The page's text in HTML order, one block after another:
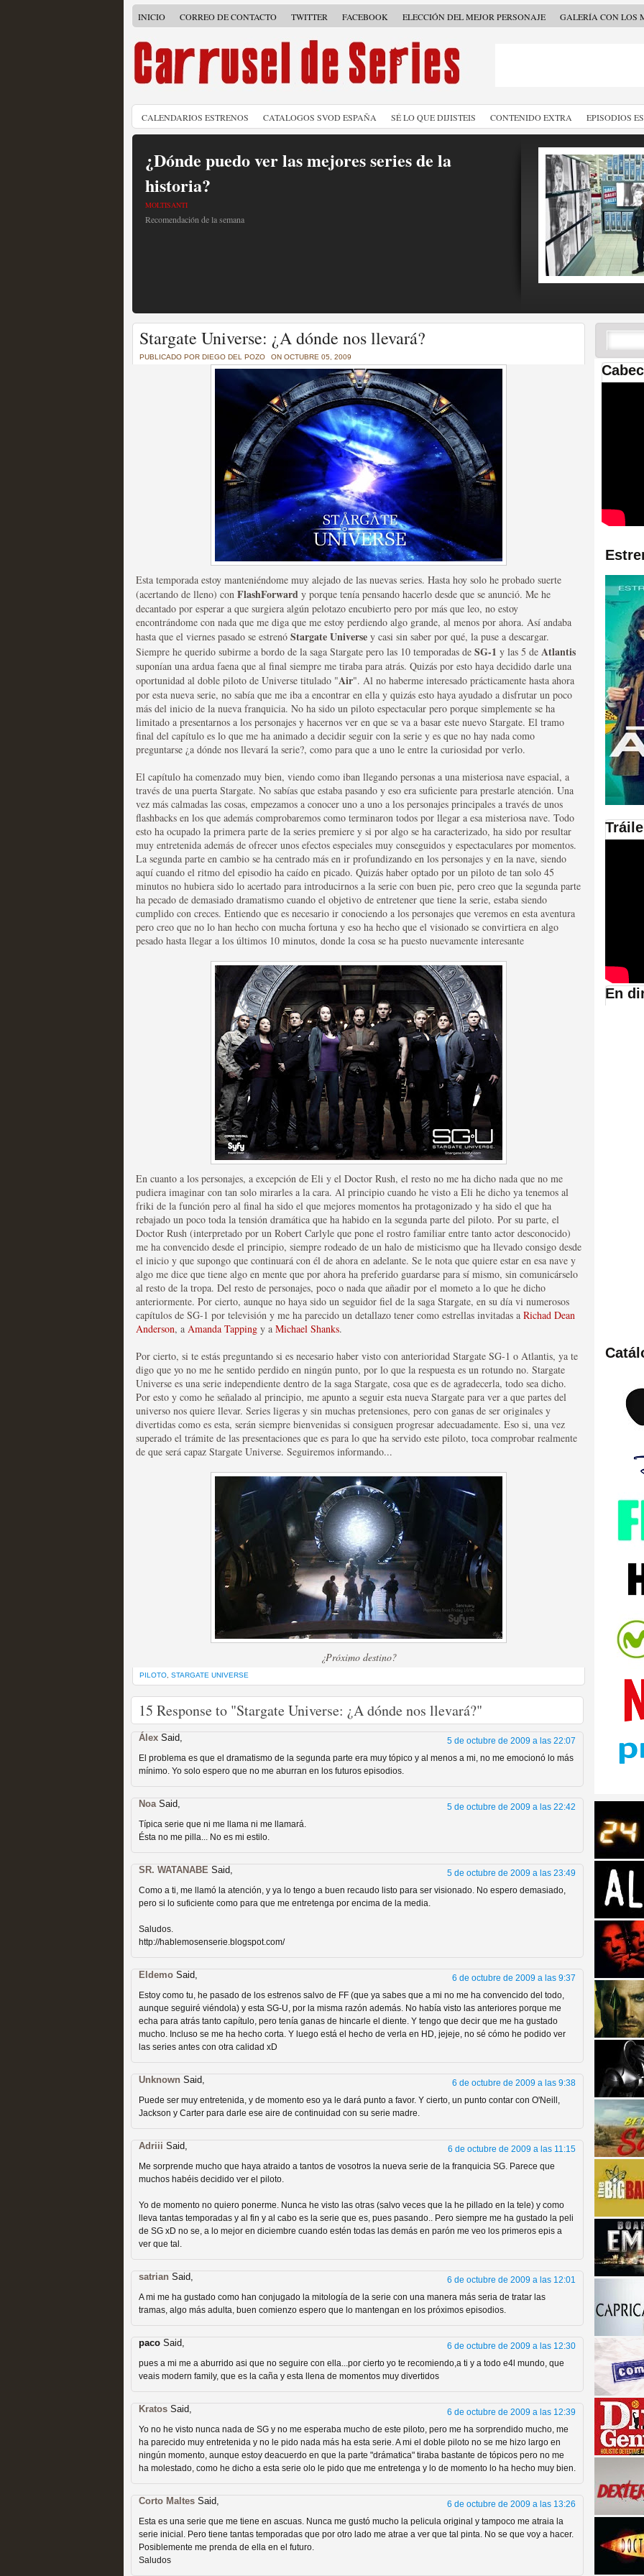
INICIO CORREO DE CONTACTO TWITTER FACEBOOK ELECCIÓN DEL MEJOR PERSONAJE GALERÍA CON LOS
CALENDARIOS ESTRENOS CATALOGOS SVOD ESPAÑA SÉ LO QUE DIJISTEIS CONTENIDO EXTRA EPISODIOS
¿Dónde puedo ver las mejores series de la
historia?
MOLTISANTI
Recomendación de la semana
Un recorrido por todas las temporadas de Game
of Thrones a través de sus mejores tráilers
La burbuja de los jugadores de la ficción
Recomendación de la semana
Las series disponibles en las plataformas SVOD
tienen fecha de caducidad
MOLTISANTI
Recomendación de la semana
La barrera de las 500 series al año se superará
desde Silicon Valley
MOLTISANTI
Recomendación de la semana
Mi experiencia como usuario de HBO España
Recomendación de la semana
The Get Down o cómo acabar siendo una de las
series más caras de la historia
MOLTISANTI
Recomendación de la semana
Fin de ciclo para las series de viajes en el tiempo
MOLTISANTI
Recomendación de la semana
Taboo es otra miniserie británica que no es
Recomendación de la semana
Las temporadas de pilotos de Amazon
MOLTISANTI
Galería con los Mejores Personajes de Series de
Televisión
MOLTISANTI
Recomendación de la semana
Las productoras de las estrellas de cine y
televisión
MOLTISANTI
Recomendación de la semana
Las series de 10 temporadas están en peligro de
extinción
MOLTISANTI
Expediente X: Guía para descubrir la "verdad"
Recomendación de la semana
Stargate Universe: ¿A dónde nos llevará?
PUBLICADO POR DIEGO DEL POZO ON OCTUBRE 05, 2009
Esta temporada estoy manteniéndome muy alejado de las nuevas series. Hasta hoy solo he probado suerte
(acertando de lleno) con FlashForward y porque tenía pensando hacerlo desde que se anunció. Me he
decantado por esperar a que surgiera algún pelotazo encubierto pero por más que leo, no estoy
encontrándome con nada que me diga que me estoy perdiendo algo grande, al menos por ahora. Así andaba
hasta que el viernes pasado se estrenó Stargate Universe y casi sin saber por qué, la puse a descargar.
Siempre he querido subirme a bordo de la saga Stargate pero las 10 temporadas de SG-1 y las 5 de Atlantis
suponían una ardua faena que al final siempre me tiraba para atrás. Quizás por esto haya decidido darle una
oportunidad al doble piloto de Universe titulado "Air". Al no haberme interesado prácticamente hasta ahora
por esta nueva serie, no sabía que me iba a encontrar en ella y quizás esto haya ayudado a disfrutar un poco
más del inicio de la nueva franquicia. No ha sido un piloto espectacular pero porque simplemente se ha
limitado a presentarnos a los personajes y hacernos ver en que se va a basar este nuevo Stargate. El tramo
final del capítulo es lo que me ha animado a decidir seguir con la serie y es que no hay nada como
preguntarse ¿a dónde nos llevará la serie?, como para que a uno le entre la curiosidad por verlo.
El capítulo ha comenzado muy bien, viendo como iban llegando personas a una misteriosa nave espacial, a
través de una puerta Stargate. No sabías que estaba pasando y eso era suficiente para prestarle atención. Una
vez más calmadas las cosas, empezamos a conocer uno a uno a los personajes principales a través de unos
flashbacks en los que además comprobaremos como terminaron todos por llegar a esa misteriosa nave. Todo
esto ha ocupado la primera parte de la series premiere y si por algo se ha caracterizado, ha sido por resultar
muy entretenida además de ofrecer unos efectos especiales muy conseguidos y espectaculares por momentos.
La segunda parte en cambio se ha centrado más en ir profundizando en los personajes y en la nave, siendo
aquí cuando el ritmo del episodio ha caído en picado. Quizás haber optado por un piloto de tan solo 45
minutos no hubiera sido lo acertado para introducirnos a la serie con buen pie, pero creo que la segunda parte
ha pecado de demasiado dramatismo cuando el objetivo de entretener que tiene la serie, estaba siendo
cumplido con creces. Entiendo que es necesario ir conociendo a los personajes que veremos en esta aventura
pero creo que no lo han hecho con mucha fortuna y eso ha hecho que el visionado se convirtiera en algo
pesado hasta llegar a los últimos 10 minutos, donde la cosa se ha puesto nuevamente interesante
En cuanto a los personajes, a excepción de Eli y el Doctor Rush, el resto no me ha dicho nada que no me
pudiera imaginar con tan solo mirarles a la cara. Al principio cuando he visto a Eli he dicho ya tenemos al
friki de la función pero al final ha sido el que mejores momentos ha protagonizado y ha sido el que ha
rebajado un poco toda la tensión dramática que ha habido en la segunda parte del piloto. Por su parte, el
Doctor Rush (interpretado por un Robert Carlyle que pone el rostro familiar entre tanto actor desconocido)
me ha convencido desde el principio, siempre rodeado de un halo de misticismo que ha llevado consigo desde
el inicio y que supongo que continuará con él de ahora en adelante. Se le nota que quiere estar en esa nave y
algo me dice que tiene algo en mente que por ahora ha preferido guardarse para sí mismo, sin comunicárselo
al resto de la tropa. Del resto de personajes, poco o nada que añadir por el mometo a lo que he dicho
anteriormente. Por cierto, aunque no haya sido un seguidor fiel de la saga Stargate, en su día vi numerosos
capítulos de SG-1 por televisión y me ha parecido un detallazo tener como estrellas invitadas a Richad Dean
Anderson, a Amanda Tapping y a Michael Shanks.
Por cierto, si te estás preguntando si es necesario haber visto con anterioridad Stargate SG-1 o Atlantis, ya te
digo que yo no me he sentido perdido en ningún punto, por lo que la respuesta es un rotundo no. Stargate
Universe es una serie independiente dentro de la saga Stargate, cosa que es de agradecerla, todo sea dicho.
Por esto y como he señalado al principio, me apunto a seguir esta nueva Stargate para ver a que partes del
universo nos quiere llevar. Series ligeras y sin muchas pretensiones, pero con ganas de ser originales y
divertidas como es esta, serán siempre bienvenidas si consiguen progresar adecuadamente. Eso si, una vez
superado el trámite de las presentaciones que es para lo que ha servido este piloto, toca comprobar realmente
de que será capaz Stargate Universe. Seguiremos informando...
¿Próximo destino?
PILOTO STARGATE UNIVERSE
15 Response to "Stargate Universe: ¿A dónde nos llevará?"
Álex Said,
5 de octubre de 2009 a las 22:07
El problema es que el dramatismo de la segunda parte era muy tópico y al menos a mi, no me emocionó lo más
mínimo. Yo solo espero que no me aburran en los futuros episodios.
Noa Said,
5 de octubre de 2009 a las 22:42
Típica serie que ni me llama ni me llamará.
Ésta no me pilla... No es mi estilo.
SR. WATANABE Said,
5 de octubre de 2009 a las 23:49
Como a ti, me llamó la atención, y ya lo tengo a buen recaudo listo para ser visionado. No espero demasiado,
pero si lo suficiente como para que me entretenga por encima de la media.
Saludos.
http://hablemosenserie.blogspot.com/
Eldemo Said,
6 de octubre de 2009 a las 9:37
Estoy como tu, he pasado de los estrenos salvo de FF (que ya sabes que a mi no me ha convencido del todo,
aunque seguiré viéndola) y esta SG-U, por la misma razón además. No había visto las anteriores porque me
echa para atrás tanto capítulo, pero tenía ganas de hincarle el diente. Y tengo que decir que me ha gustado
mucho. Incluso se me ha hecho corta. Y luego está el hecho de verla en HD, jejeje, no sé cómo he podido ver
las series antes con otra calidad xD
Unknown Said,
6 de octubre de 2009 a las 9:38
Puede ser muy entretenida, y de momento eso ya le dará punto a favor. Y cierto, un punto contar con O'Neill,
Jackson y Carter para darle ese aire de continuidad con su serie madre.
Adriii Said,
6 de octubre de 2009 a las 11:15
Me sorprende mucho que haya atraido a tantos de vosotros la nueva serie de la franquicia SG. Parece que
muchos habéis decidido ver el piloto.
Yo de momento no quiero ponerme. Nunca he visto las otras (salvo veces que la he pillado en la tele) y como
lleva tantas temporadas y al fin y al cabo es la serie que es, pues pasando.. Pero siempre me ha gustado la peli
de SG xD no se, a lo mejor en diciembre cuando estén todas las demás en parón me veo los primeros epis a
ver que tal.
satrian Said,
6 de octubre de 2009 a las 12:01
A mi me ha gustado como han conjugado la mitología de la serie con una manera más seria de tratar las
tramas, algo más adulta, buen comienzo espero que lo mantengan en los próximos episodios.
paco Said,
6 de octubre de 2009 a las 12:30
pues a mi me a aburrido asi que no seguire con ella...por cierto yo te recomiendo,a ti y a todo e4l mundo, que
veais modern family, que es la caña y esta llena de momentos muy divertidos
Kratos Said,
6 de octubre de 2009 a las 12:39
Yo no he visto nunca nada de SG y no me esperaba mucho de este piloto, pero me ha sorprendido mucho, me
ha parecido muy entretenida y no le pido nada más ha esta serie. A mi el doble piloto no se me hizo largo en
ningún momento, aunque estoy deacuerdo en que la parte "drámatica" tiraba bastante de tópicos pero no me
ha molestado, como he dicho a esta serie olo le pido que me entretenga y lo de momento lo ha hecho muy bien.
Corto Maltes Said,
6 de octubre de 2009 a las 13:26
Esta es una serie que me tiene en ascuas. Nunca me gustó mucho la pelicula original y tampoco me atraia la
serie inicial. Pero tiene tantas temporadas que por otro lado me atrae a ver que tal pinta. No se que voy a hacer.
Posiblemente me prenda de ella en el futuro.
Saludos
En